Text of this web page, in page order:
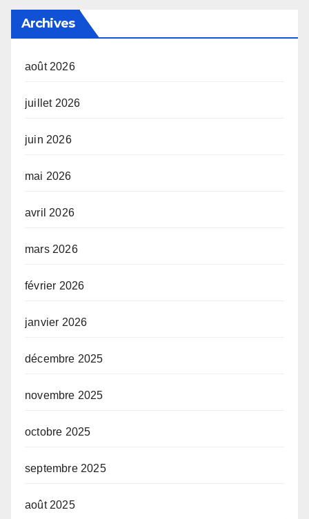
Archives
août 2026
juillet 2026
juin 2026
mai 2026
avril 2026
mars 2026
février 2026
janvier 2026
décembre 2025
novembre 2025
octobre 2025
septembre 2025
août 2025